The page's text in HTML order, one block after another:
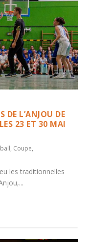
DE L’ANJOU DE
23 ET 30 MAI
, Coupe,
les traditionnelles